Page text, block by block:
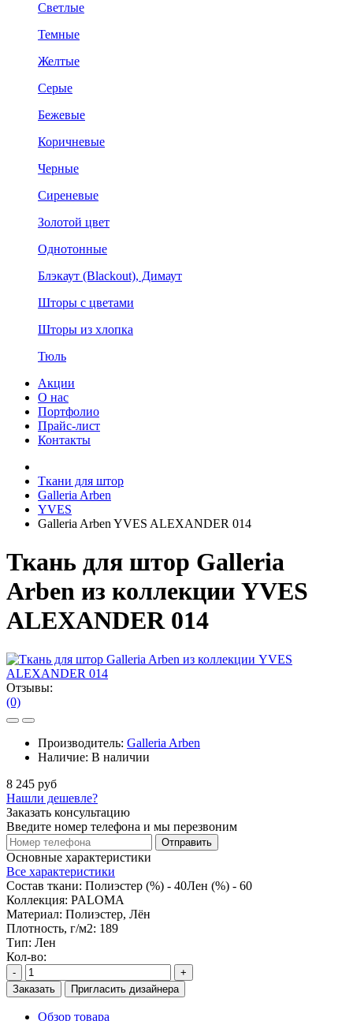
Светлые
Темные
Желтые
Серые
Бежевые
Коричневые
Черные
Сиреневые
Золотой цвет
Однотонные
Блэкаут (Blackout), Димаут
Шторы с цветами
Шторы из хлопка
Тюль
Акции
О нас
Портфолио
Прайс-лист
Контакты
Ткани для штор
Galleria Arben
YVES
Galleria Arben YVES ALEXANDER 014
Ткань для штор Galleria
Arben из коллекции YVES
ALEXANDER 014
Отзывы:
(0)
Производитель: Galleria Arben
Наличие: В наличии
8 245 руб
Нашли дешевле?
Заказать консультацию
Введите номер телефона и мы перезвоним
Отправить
Основные характеристики
Все характеристики
Состав ткани: Полиэстер (%) - 40Лен (%) - 60
Коллекция: PALOMA
Материал: Полиэстер, Лён
Плотность, г/м2: 189
Тип: Лен
Кол-во:
-
+
Заказать
Пригласить дизайнера
Обзор товара